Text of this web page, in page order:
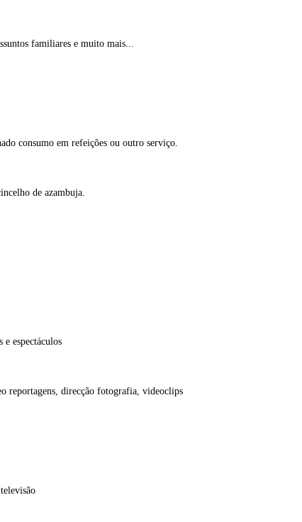
familiares e muito mais...
consumo em refeições ou outro serviço.
de azambuja.
espectáculos
reportagens, direcção fotografia, videoclips